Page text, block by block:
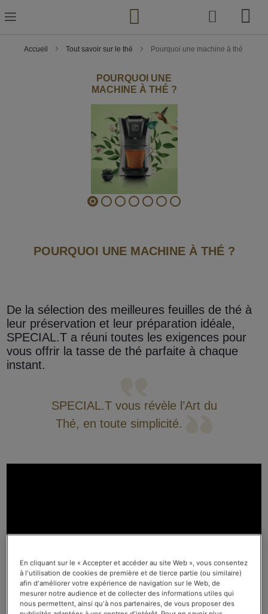
to
Content
Accueil Tout savoir sur le thé Pourquoi une machine à thé
POURQUOI UNE
MACHINE À THÉ ?
POURQUOI UNE MACHINE À THÉ ?
De la sélection des meilleures feuilles de thé à
leur préservation et leur préparation idéale,
SPECIAL.T a réuni toutes les exigences pour
vous offrir la tasse de thé parfaite à chaque
instant.
SPECIAL.T vous révèle l’Art du
Thé, en toute simplicité.
En cliquant sur le « Accepter et accéder au site Web », vous consentez
à l'utilisation de cookies de première et de tierce partie (ou similaire)
afin d'améliorer votre expérience de navigation sur le Web, de
mesurer notre audience et de collecter des informations utiles qui
nous permettent, ainsi qu'à nos partenaires, de vous proposer des